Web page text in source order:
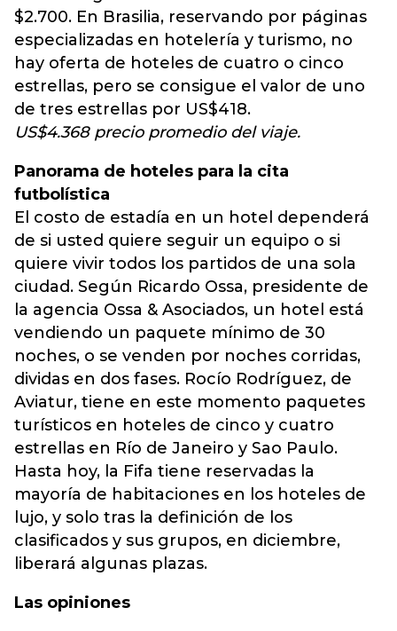
$2.700. En Brasilia, reservando por páginas
especializadas en hotelería y turismo, no
hay oferta de hoteles de cuatro o cinco
estrellas, pero se consigue el valor de uno
de tres estrellas por US$418.
US$4.368 precio promedio del viaje.
Panorama de hoteles para la cita
futbolística
El costo de estadía en un hotel dependerá
de si usted quiere seguir un equipo o si
quiere vivir todos los partidos de una sola
ciudad. Según Ricardo Ossa, presidente de
la agencia Ossa & Asociados, un hotel está
vendiendo un paquete mínimo de 30
noches, o se venden por noches corridas,
dividas en dos fases. Rocío Rodríguez, de
Aviatur, tiene en este momento paquetes
turísticos en hoteles de cinco y cuatro
estrellas en Río de Janeiro y Sao Paulo.
Hasta hoy, la Fifa tiene reservadas la
mayoría de habitaciones en los hoteles de
lujo, y solo tras la definición de los
clasificados y sus grupos, en diciembre,
liberará algunas plazas.
Las opiniones